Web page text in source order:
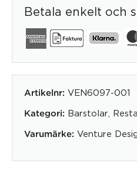
Betala enkelt och
Artikelnr: VEN6097-001
Kategori: Barstolar
Varumärke: Venture